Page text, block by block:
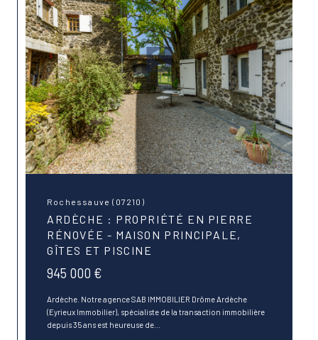
Rochessauve (07210)
ARDÈCHE : PROPRIÉTÉ EN PIERRE
RÉNOVÉE - MAISON PRINCIPALE,
GÎTES ET PISCINE
945 000 €
Ardèche. Notre agence SAB IMMOBILIER Drôme Ardèche
(Eyrieux Immobilier), spécialiste de la transaction immobilière
depuis 35 ans est heureuse de...